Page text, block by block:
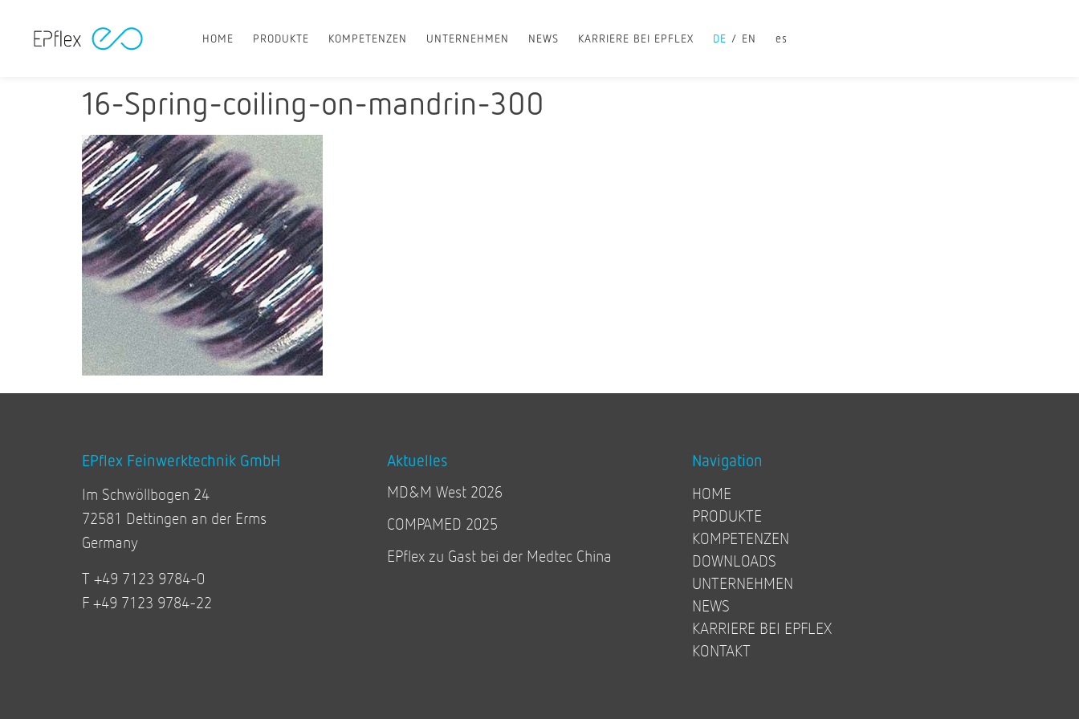
HOME PRODUKTE KOMPETENZEN UNTERNEHMEN NEWS KARRIERE BEI EPFLEX DE EN es
16-Spring-coiling-on-mandrin-300
EPflex Feinwerktechnik GmbH
Im Schwöllbogen 24
72581 Dettingen an der Erms
Germany
T +49 7123 9784-0
F +49 7123 9784-22
Aktuelles
MD&M West 2026
COMPAMED 2025
EPflex zu Gast bei der Medtec China
Navigation
HOME
PRODUKTE
KOMPETENZEN
DOWNLOADS
UNTERNEHMEN
NEWS
KARRIERE BEI EPFLEX
KONTAKT